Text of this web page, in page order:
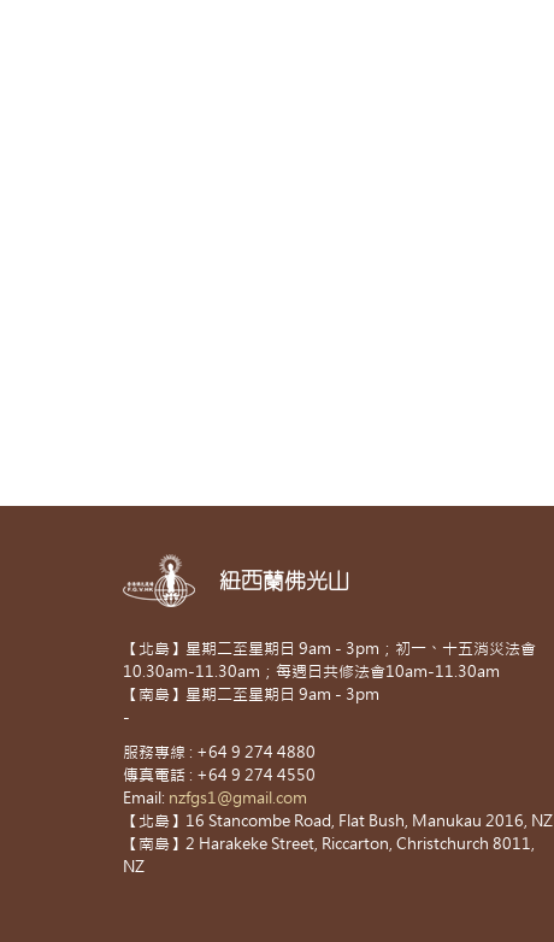
紐西蘭佛光山
【北島】星期二至星期日 9am - 3pm；初一、十五消災法會
10.30am-11.30am；每週日共修法會10am-11.30am
【南島】星期二至星期日 9am - 3pm
-
服務專線 : +64 9 274 4880
傳真電話 : +64 9 274 4550
Email: nzfgs1@gmail.com
【北島】16 Stancombe Road, Flat Bush, Manukau 2016, NZ
【南島】2 Harakeke Street, Riccarton, Christchurch 8011,
NZ